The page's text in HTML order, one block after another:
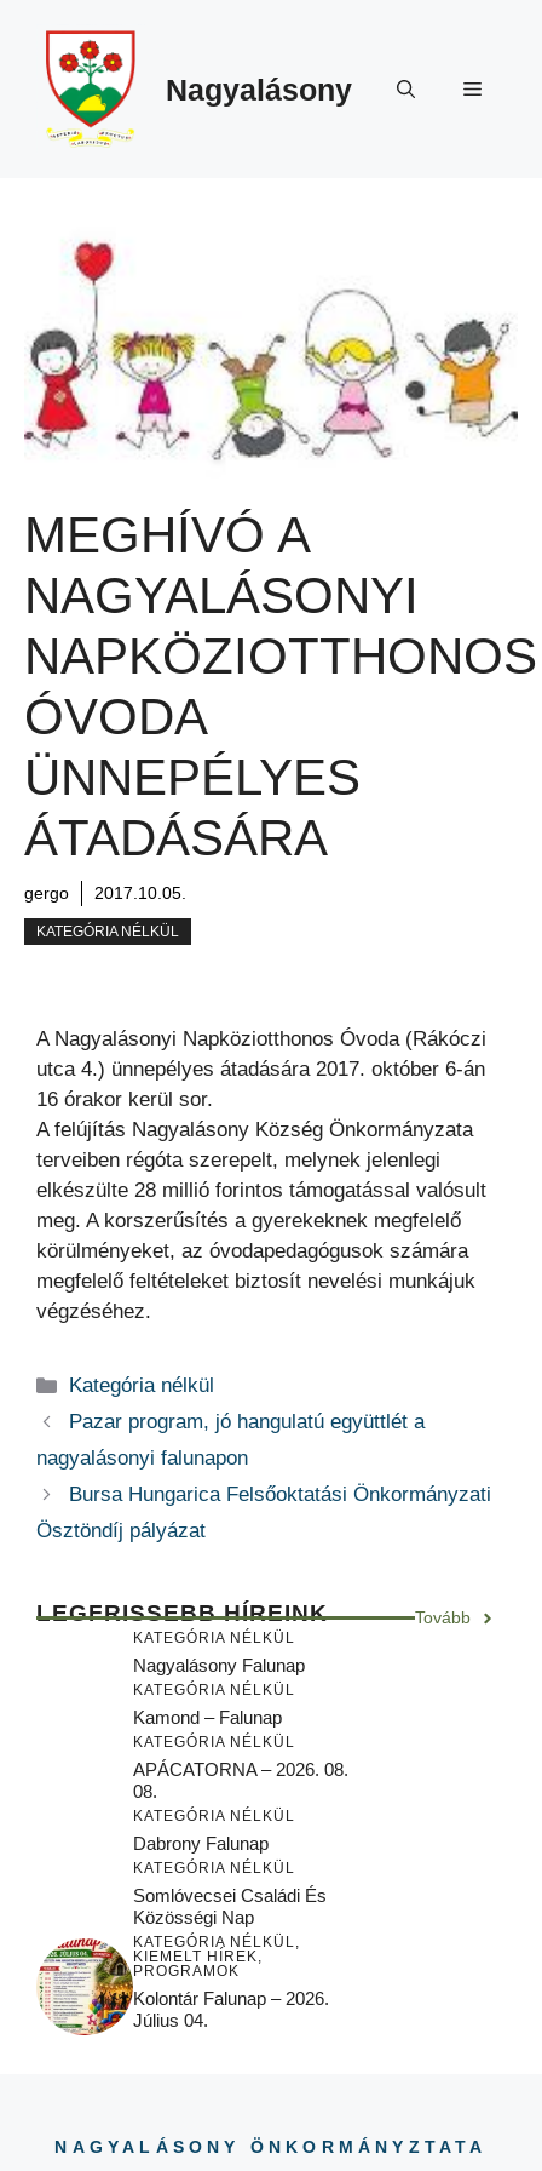
tartalomba
Nagyalásony Menü
MEGHÍVÓ A
NAGYALÁSONYI
NAPKÖZIOTTHONOS
ÓVODA
ÜNNEPÉLYES
ÁTADÁSÁRA
gergo 2017.10.05.
KATEGÓRIA NÉLKÜL
A Nagyalásonyi Napköziotthonos Óvoda (Rákóczi
utca 4.) ünnepélyes átadására 2017. október 6-án
16 órakor kerül sor.
A felújítás Nagyalásony Község Önkormányzata
terveiben régóta szerepelt, melynek jelenlegi
elkészülte 28 millió forintos támogatással valósult
meg. A korszerűsítés a gyerekeknek megfelelő
körülményeket, az óvodapedagógusok számára
megfelelő feltételeket biztosít nevelési munkájuk
végzéséhez.
Kategória
Kategória nélkül
Pazar program, jó hangulatú együttlét a
nagyalásonyi falunapon
Bursa Hungarica Felsőoktatási Önkormányzati
Ösztöndíj pályázat
LEGFRISSEBB HÍREINK Tovább
KATEGÓRIA NÉLKÜL
Nagyalásony Falunap
KATEGÓRIA NÉLKÜL
Kamond – Falunap
KATEGÓRIA NÉLKÜL
APÁCATORNA – 2026. 08.
08.
KATEGÓRIA NÉLKÜL
Dabrony Falunap
KATEGÓRIA NÉLKÜL
Somlóvecsei Családi És
Közösségi Nap
KATEGÓRIA NÉLKÜL,
KIEMELT HÍREK,
PROGRAMOK
Kolontár Falunap – 2026.
Július 04.
NAGYALÁSONY ÖNKORMÁNYZTATA